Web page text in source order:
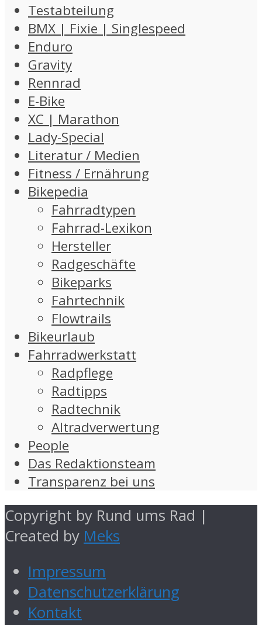
Testabteilung
BMX | Fixie | Singlespeed
Enduro
Gravity
Rennrad
E-Bike
XC | Marathon
Lady-Special
Literatur / Medien
Fitness / Ernährung
Bikepedia
Fahrradtypen
Fahrrad-Lexikon
Hersteller
Radgeschäfte
Bikeparks
Fahrtechnik
Flowtrails
Bikeurlaub
Fahrradwerkstatt
Radpflege
Radtipps
Radtechnik
Altradverwertung
People
Das Redaktionsteam
Transparenz bei uns
Copyright by Rund ums Rad |
Created by Meks
Impressum
Datenschutzerklärung
Kontakt